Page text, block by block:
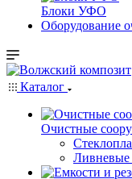
Блоки УФО
Оборудование
Каталог
Очистные
Ливневые